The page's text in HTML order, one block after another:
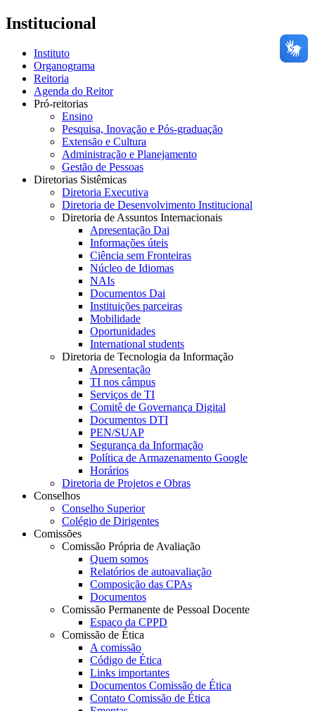
Institucional
Instituto
Organograma
Reitoria
Agenda do Reitor
Pró-reitorias
Ensino
Pesquisa, Inovação e Pós-graduação
Extensão e Cultura
Administração e Planejamento
Gestão de Pessoas
Diretorias Sistêmicas
Diretoria Executiva
Diretoria de Desenvolvimento Institucional
Diretoria de Assuntos Internacionais
Apresentação Dai
Informações úteis
Ciência sem Fronteiras
Núcleo de Idiomas
NAIs
Documentos Dai
Instituições parceiras
Mobilidade
Oportunidades
International students
Diretoria de Tecnologia da Informação
Apresentação
TI nos câmpus
Serviços de TI
Comitê de Governança Digital
Documentos DTI
PEN/SUAP
Segurança da Informação
Política de Armazenamento Google
Horários
Diretoria de Projetos e Obras
Conselhos
Conselho Superior
Colégio de Dirigentes
Comissões
Comissão Própria de Avaliação
Quem somos
Relatórios de autoavaliação
Composição das CPAs
Documentos
Comissão Permanente de Pessoal Docente
Espaço da CPPD
Comissão de Ética
A comissão
Código de Ética
Links importantes
Documentos Comissão de Ética
Contato Comissão de Ética